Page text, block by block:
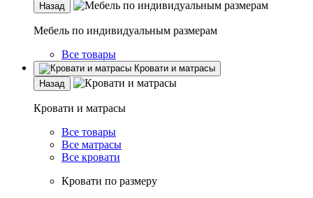
Назад
Мебель по индивидуальным размерам
Все товары
Кровати и матрасы
Назад
Кровати и матрасы
Все товары
Все матрасы
Все кровати
Кровати по размеру